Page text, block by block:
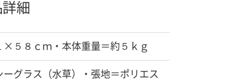
細
５８ｃｍ・本体重量＝約５ｋｇ
グラス（水草）・張地＝ポリエス